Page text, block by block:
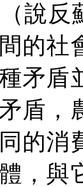
說反
的社
矛盾
盾，
的消
，與